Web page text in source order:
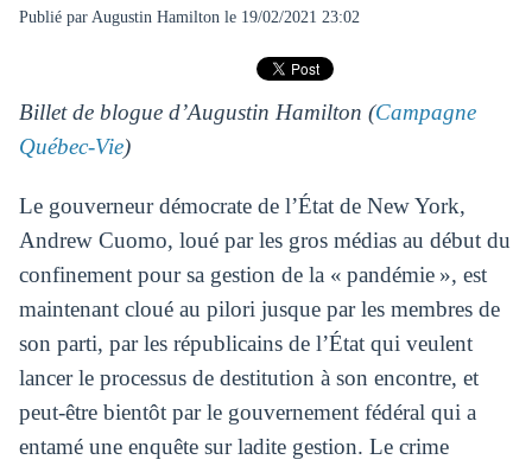
Publié par Augustin Hamiltonle 19/02/2021 23:02
Billet de blogue d’Augustin Hamilton (Campagne
Québec-Vie)
Le gouverneur démocrate de l’État de New York,
Andrew Cuomo, loué par les gros médias au début du
confinement pour sa gestion de la « pandémie », est
maintenant cloué au pilori jusque par les membres de
son parti, par les républicains de l’État qui veulent
lancer le processus de destitution à son encontre, et
peut-être bientôt par le gouvernement fédéral qui a
entamé une enquête sur ladite gestion. Le crime